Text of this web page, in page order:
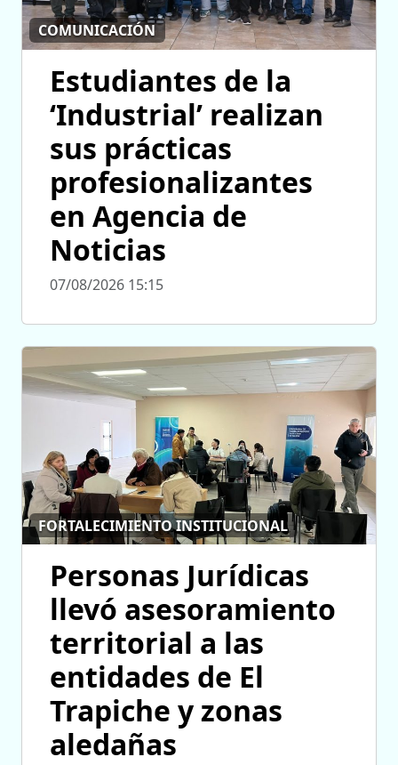
COMUNICACIÓN
Estudiantes de la
‘Industrial’ realizan
sus prácticas
profesionalizantes
en Agencia de
Noticias
07/08/2026 15:15
FORTALECIMIENTO INSTITUCIONAL
Personas Jurídicas
llevó asesoramiento
territorial a las
entidades de El
Trapiche y zonas
aledañas